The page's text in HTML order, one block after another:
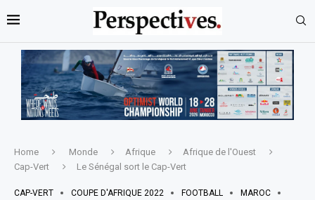
Home Monde Afrique
Afrique de l'Ouest
Cap-Vert
Le Sénégal sort le Cap-Vert
CAP-VERT COUPE D'AFRIQUE 2022 FOOTBALL
MAROC